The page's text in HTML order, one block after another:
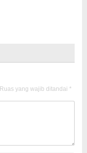
Ruas yang wajib ditandai *